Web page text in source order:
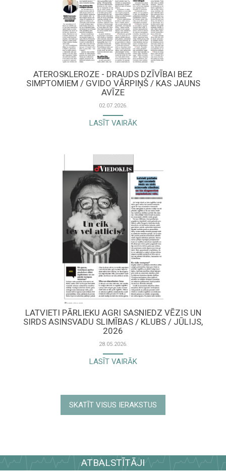
ATEROSKLEROZE - DRAUDS DZĪVĪBAI BEZ
SIMPTOMIEM / GVIDO VĀRPIŅŠ / KAS JAUNS
AVĪZE
02.07.2026.
LASĪT VAIRĀK
LATVIETI PĀRLIEKU AGRI SASNIEDZ VĒZIS UN
SIRDS ASINSVADU SLIMĪBAS / KLUBS / JŪLIJS,
2026
28.05.2026.
LASĪT VAIRĀK
SKATĪT VISUS IERAKSTUS
ATBALSTĪTĀJI